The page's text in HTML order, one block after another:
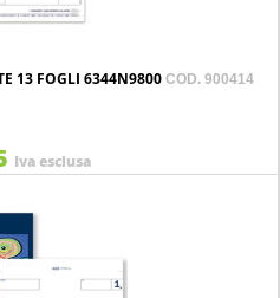
13 FOGLI 6344N9800 COD. 900414
Iva esclusa